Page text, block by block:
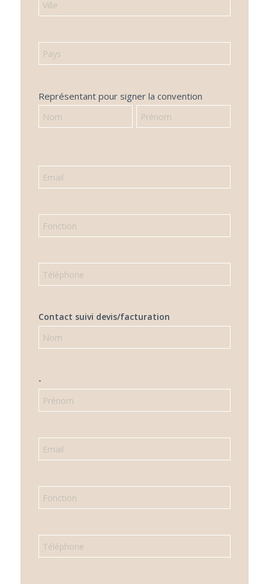
Représentant pour signer la convention
pour
convention
Représentant
pour
convention
Contact suivi devis/facturation
-